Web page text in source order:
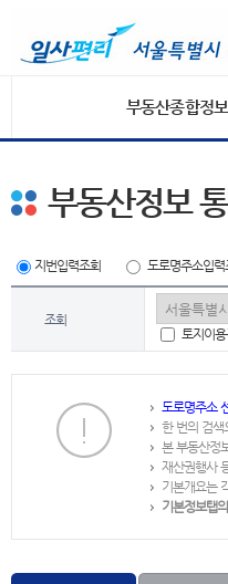
부동산종합정보
부동산정보
지번입력조회 도로명주소입력
조회
토지이
도로명주소
한 번의 검색
본 부동산정
재산권행사
기본개요는
기본정보탭